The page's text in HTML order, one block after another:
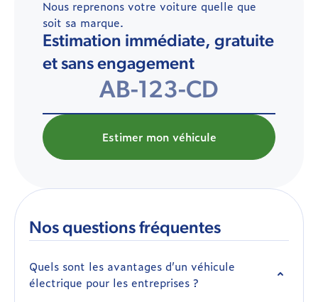
Nous reprenons votre voiture quelle que
soit sa marque.
Estimation immédiate, gratuite
et sans engagement
Estimer mon véhicule
Nos questions fréquentes
Quels sont les avantages d’un véhicule
électrique pour les entreprises ?